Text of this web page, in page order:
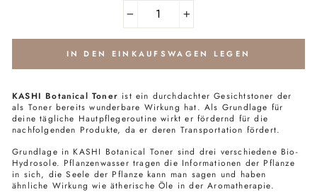
IN DEN EINKAUFSWAGEN LEGEN
KASHI Botanical Toner ist ein durchdachter Gesichtstoner der
als Toner bereits wunderbare Wirkung hat. Als Grundlage für
deine tägliche Hautpflegeroutine wirkt er fördernd für die
nachfolgenden Produkte, da er deren Transportation fördert.
Grundlage in KASHI Botanical Toner sind drei verschiedene Bio-
Hydrosole. Pflanzenwasser tragen die Informationen der Pflanze
in sich, die Seele der Pflanze kann man sagen und haben
ähnliche Wirkung wie ätherische Öle in der Aromatherapie.